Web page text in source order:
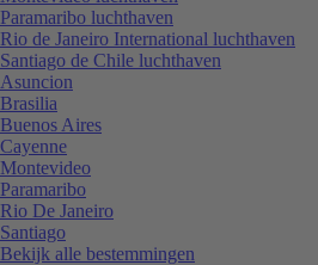
Paramaribo luchthaven
Rio de Janeiro International luchthaven
Santiago de Chile luchthaven
Asuncion
Brasilia
Buenos Aires
Cayenne
Montevideo
Paramaribo
Rio De Janeiro
Santiago
Bekijk alle bestemmingen